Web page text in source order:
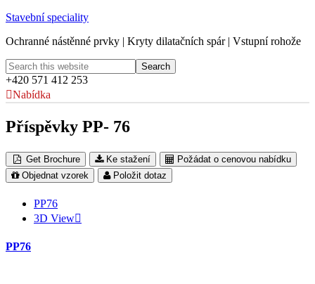
Stavební speciality
Ochranné nástěnné prvky | Kryty dilatačních spár | Vstupní rohože
+420 571 412 253
Nabídka
Příspěvky PP- 76
Get Brochure Ke stažení
Požádat o cenovou nabídku
Objednat vzorek
Položit dotaz
PP76
3D View
PP76